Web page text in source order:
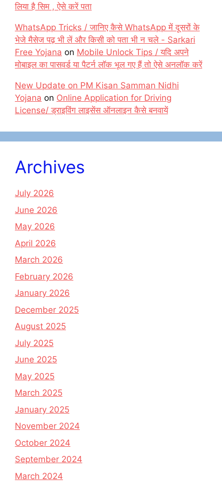
लिया है सिम , ऐसे करें पता
WhatsApp Tricks / जानिए कैसे WhatsApp में दूसरों के
भेजे मैसेज पढ़ भी लें और किसी को पता भी न चले - Sarkari
Free Yojana on Mobile Unlock Tips / यदि अपने
मोबाइल का पासवर्ड या पैटर्न लॉक भूल गए हैं तो ऐसे अनलॉक करें
New Update on PM Kisan Samman Nidhi
Yojana on Online Application for Driving
License/ ड्राइविंग लाइसेंस ऑनलाइन कैसे बनवायें
Archives
July 2026
June 2026
May 2026
April 2026
March 2026
February 2026
January 2026
December 2025
August 2025
July 2025
June 2025
May 2025
March 2025
January 2025
November 2024
October 2024
September 2024
March 2024